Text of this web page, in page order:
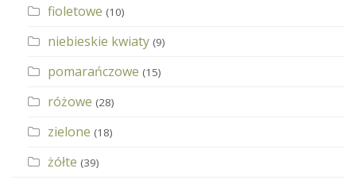
fioletowe (10)
niebieskie kwiaty (9)
pomarańczowe (15)
różowe (28)
zielone (18)
żółte (39)